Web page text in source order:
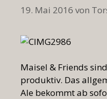
19. Mai 2016 von
Maisel & Friends
produktiv. Das
Ale bekommt ab